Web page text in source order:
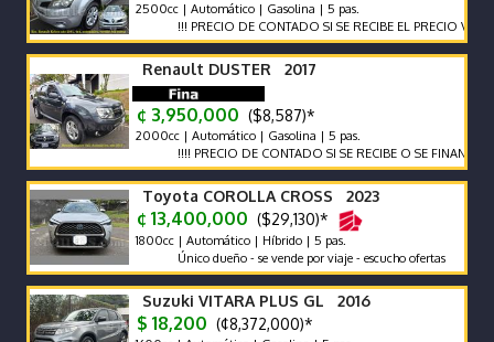
2500cc | Automático | Gasolina | 5 pas.
!!! PRECIO DE CONTADO SI SE RECIBE EL PRECIO VARIA !!!
Renault DUSTER 2017
¢ 3,950,000 ($8,587)*
2000cc | Automático | Gasolina | 5 pas.
!!!! PRECIO DE CONTADO SI SE RECIBE O SE FINANCIA EL
Toyota COROLLA CROSS 2023
¢ 13,400,000 ($29,130)*
1800cc | Automático | Híbrido | 5 pas.
Único dueño - se vende por viaje - escucho ofertas
Suzuki VITARA PLUS GL 2016
$ 18,200 (¢8,372,000)*